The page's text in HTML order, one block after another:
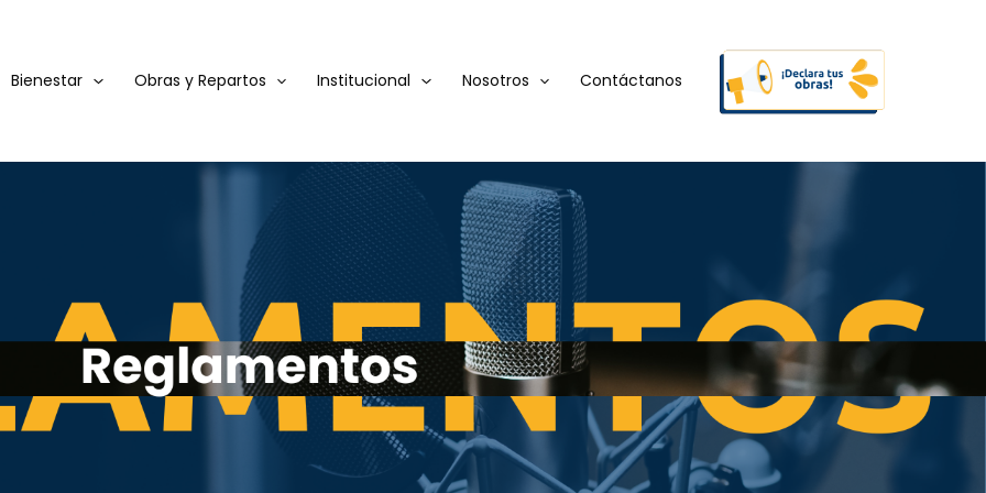
Bienestar Obras y Repartos Institucional Nosotros Contáctanos